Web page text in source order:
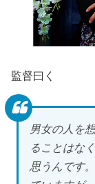
監督曰く
男女の人を
ることはな
思うんです